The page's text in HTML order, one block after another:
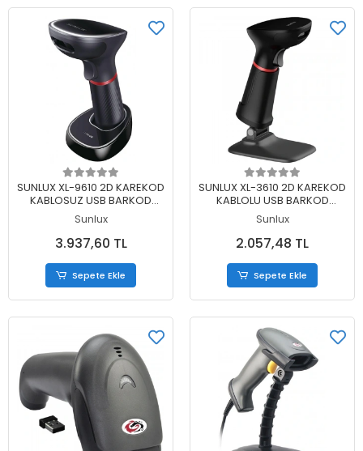
Sepete Ekle
SUNLUX XL-9610 2D KAREKOD
KABLOSUZ USB BARKOD
OKUYUCU + CRADLE
Sunlux
3.937,60 TL
Sepete Ekle
Sepete Ekle
SUNLUX XL-3610 2D KAREKOD
KABLOLU USB BARKOD
OKUYUCU + AYAK
Sunlux
2.057,48 TL
Sepete Ekle